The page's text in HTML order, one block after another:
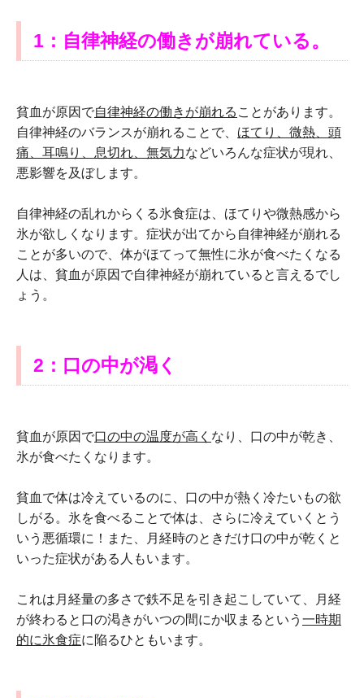
1：自律神経の働きが崩れている。
貧血が原因で自律神経の働きが崩れる ことがあります。
自律神経のバランスが崩れることで、 ほてり、微熱、頭
痛、耳鳴り、息切れ、無気力などいろんな症状が現れ、
悪影響を及ぼします。
自律神経の乱れからくる氷食症は、ほてりや微熱感から
氷が欲しくなります。症状が出てから自律神経が崩れる
ことが多いので、体がほてって無性に氷が食べたくなる
人は、貧血が原因で自律神経が崩れていると言えるでし
ょう。
2：口の中が渇く
貧血が原因で口の中の温度が高く なり、口の中が乾き、
氷が食べたくなります。
貧血で体は冷えているのに、口の中が熱く冷たいもの欲
しがる。氷を食べることで体は、さらに冷えていくとう
いう悪循環に！また、月経時のときだけ口の中が乾くと
いった症状がある人もいます。
これは月経量の多さで鉄不足を引き起こしていて、月経
が終わると口の渇きがいつの間にか収まるという 一時期
的に氷食症に陥るひともいます。